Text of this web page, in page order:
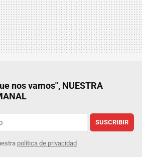
nos vamos", NUESTRA
SUSCRIBIR
política de privacidad